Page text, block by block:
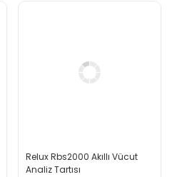
Relux Rbs2000 Akıllı Vücut
Analiz Tartısı